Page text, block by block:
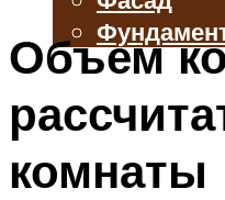
БАЛКОН И ЛОДЖИЯ
ВЕНТИЛЯЦИЯ
ТРУБЫ
Объем
комнаты